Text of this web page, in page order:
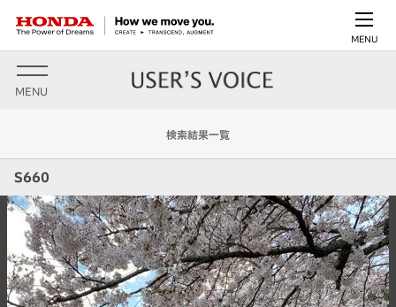
MENU
MENU
検索結果一覧
S660